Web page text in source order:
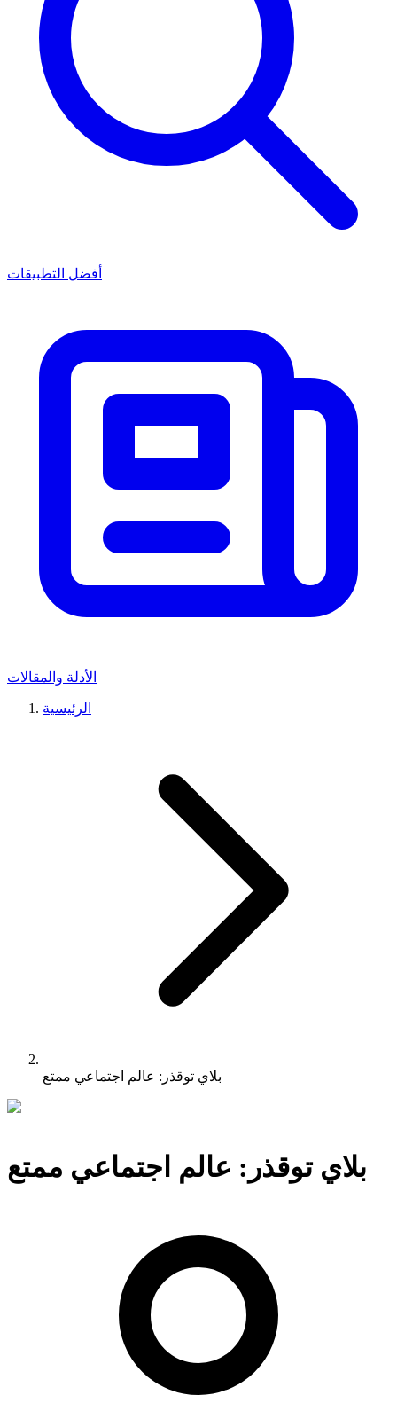
أفضل التطبيقات
الأدلة والمقالات
الرئيسية
بلاي توقذر: عالم اجتماعي ممتع
بلاي توقذر: عالم اجتماعي ممتع